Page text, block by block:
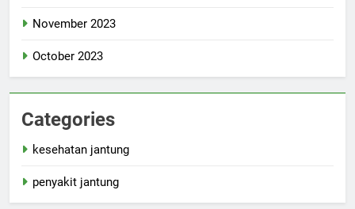
November 2023
October 2023
Categories
kesehatan jantung
penyakit jantung